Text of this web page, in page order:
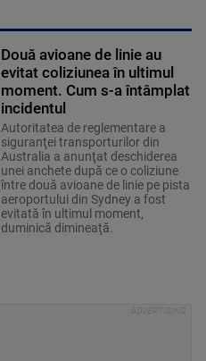
Două avioane de linie au
evitat coliziunea în ultimul
moment. Cum s-a întâmplat
incidentul
Autoritatea de reglementare a
siguranţei transporturilor din
Australia a anunţat deschiderea
unei anchete după ce o coliziune
între două avioane de linie pe pista
aeroportului din Sydney a fost
evitată în ultimul moment,
duminică dimineaţă.